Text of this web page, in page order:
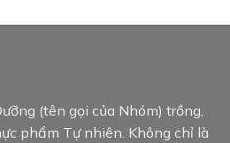
(tên gọi của Nhóm) trồng,
phẩm Tự nhiên. Không chỉ là